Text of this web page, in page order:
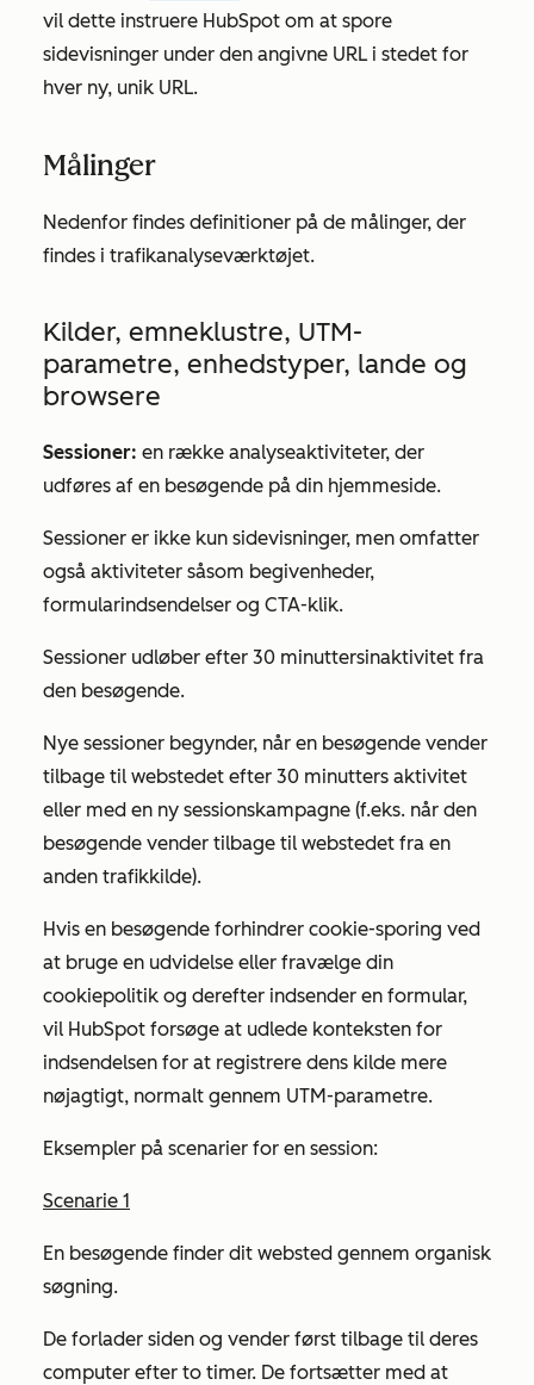
vil dette instruere HubSpot om at spore
sidevisninger under den angivne URL i stedet for
hver ny, unik URL.
Målinger
Nedenfor findes definitioner på de målinger, der
findes i trafikanalyseværktøjet.
Kilder, emneklustre, UTM-
parametre, enhedstyper, lande og
browsere
Sessioner: en række analyseaktiviteter, der
udføres af en besøgende på din hjemmeside.
Sessioner er ikke kun sidevisninger, men omfatter
også aktiviteter såsom begivenheder,
formularindsendelser og CTA-klik.
Sessioner udløber efter 30 minuttersinaktivitet fra
den besøgende.
Nye sessioner begynder, når en besøgende vender
tilbage til webstedet efter 30 minutters aktivitet
eller med en ny sessionskampagne (f.eks. når den
besøgende vender tilbage til webstedet fra en
anden trafikkilde).
Hvis en besøgende forhindrer cookie-sporing ved
at bruge en udvidelse eller fravælge din
cookiepolitik og derefter indsender en formular,
vil HubSpot forsøge at udlede konteksten for
indsendelsen for at registrere dens kilde mere
nøjagtigt, normalt gennem UTM-parametre.
Eksempler på scenarier for en session:
Scenarie 1
En besøgende finder dit websted gennem organisk
søgning.
De forlader siden og vender først tilbage til deres
computer efter to timer. De fortsætter med at